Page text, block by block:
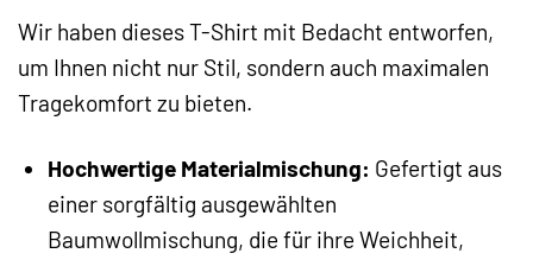
Wir haben dieses T-Shirt mit Bedacht entworfen,
um Ihnen nicht nur Stil, sondern auch maximalen
Tragekomfort zu bieten.
Hochwertige Materialmischung: Gefertigt aus
einer sorgfältig ausgewählten
Baumwollmischung, die für ihre Weichheit,